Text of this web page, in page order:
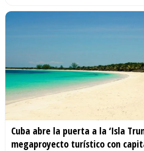
Cuba abre la puerta a la ‘Isla
megaproyecto turístico con